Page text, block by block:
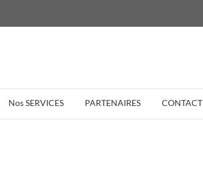
Nos SERVICES PARTENAIRES CONTACT